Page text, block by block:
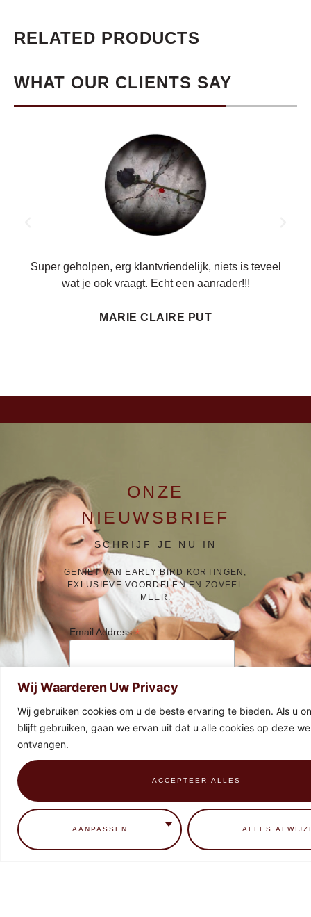
Wij Waarderen Uw Privacy
Wij gebruiken cookies om u de beste ervaring te bieden. Als u
blijft gebruiken, gaan we ervan uit dat u alle cookies op deze
ontvangen.
AANPASSEN ALLES
ACCEPTEER ALLES
RELATED PRODUCTS
WHAT OUR CLIENTS SAY
Super geholpen, erg klantvriendelijk, niets is teveel
wat je ook vraagt. Echt een aanrader!!!
MARIE CLAIRE PUT
ONZE
NIEUWSBRIEF
SCHRIJF JE NU IN
GENIET VAN EARLY BIRD KORTINGEN,
EXLUSIEVE VOORDELEN EN ZOVEEL
MEER.
Email Address*